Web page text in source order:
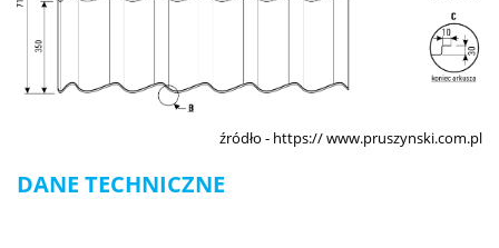
źródło - https://www.pruszynski.com.pl
DANE TECHNICZNE